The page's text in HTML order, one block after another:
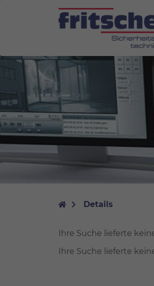
Details
Ihre Suche lieferte
Ihre Suche lieferte